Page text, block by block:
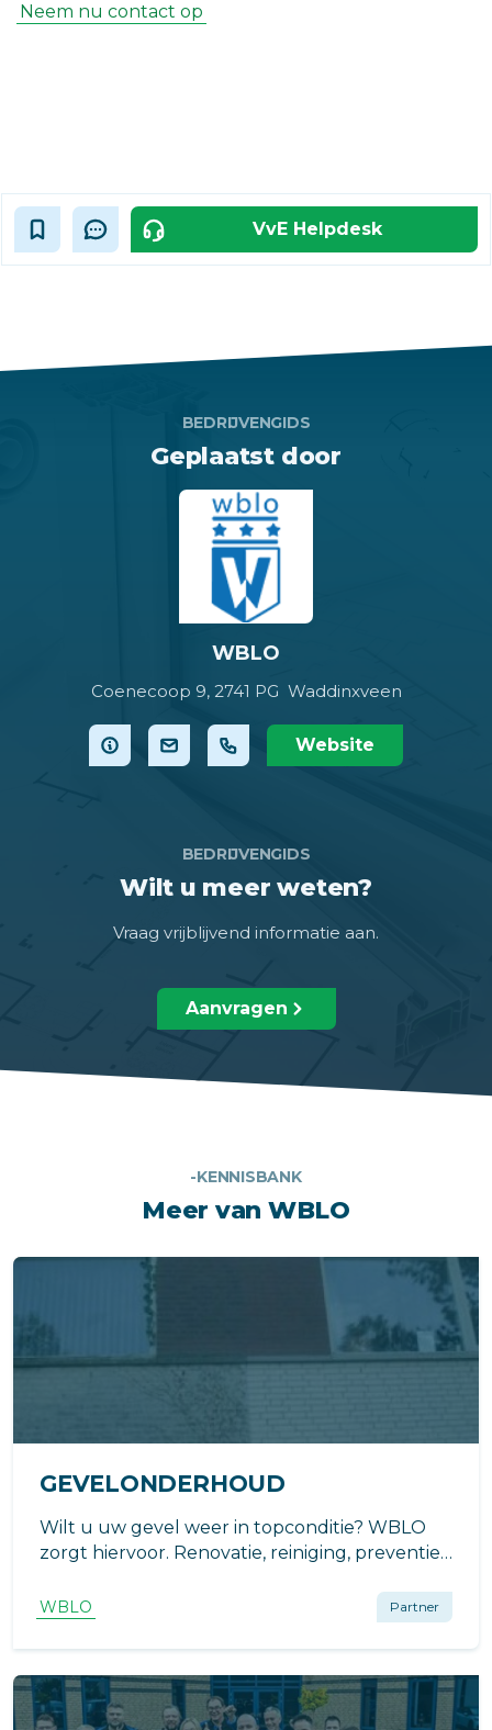
Neem nu contact op
VvE Helpdesk
BEDRIJVENGIDS
Geplaatst door
WBLO
Coenecoop 9, 2741 PG Waddinxveen
Website
BEDRIJVENGIDS
Wilt u meer weten?
Vraag vrijblijvend informatie aan.
Aanvragen
-KENNISBANK
Meer van WBLO
GEVELONDERHOUD
Wilt u uw gevel weer in topconditie? WBLO
zorgt hiervoor. Renovatie, reiniging, preventie
handen.
WBLO Partner